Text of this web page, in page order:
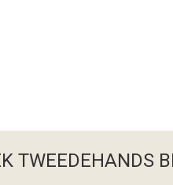
TWEEDEHANDS